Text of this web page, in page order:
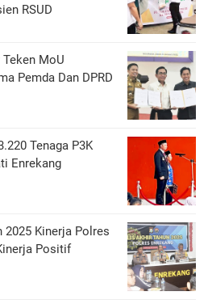
RSUD
MoU
Pemda Dan DPRD
Tenaga P3K
Enrekang
2025 Kinerja Polres
Positif